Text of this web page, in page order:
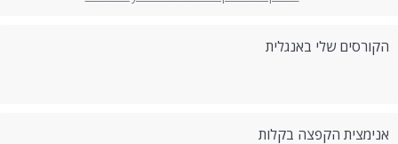
הקורסים שלי באנגלית
אנימצית הקפצה בקלות